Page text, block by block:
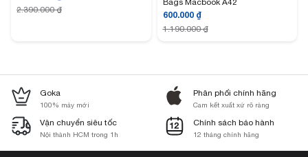
2.390.000₫
Bags Macbook A42
600.000 ₫
1.190.000₫
Goka
100% máy mới
Phân phối chính hãng
Cam kết xuất xứ rõ ràng
Vận chuyển siêu tốc
Nội thành HCM trong 1h
Chính sách bảo hành
12 tháng chính hãng